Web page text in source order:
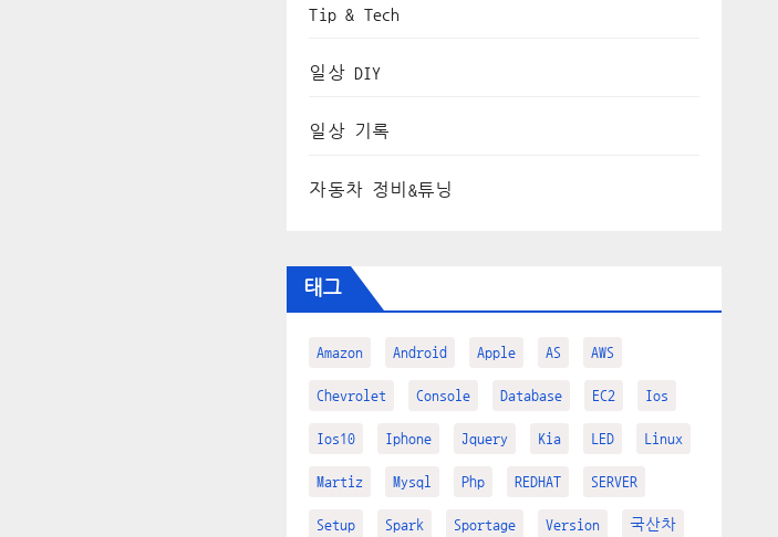
Tip & Tech
일상 DIY
일상 기록
자동차 정비&튜닝
태그
Amazon Android Apple AS AWS
Chevrolet Console Database EC2 Ios
Ios10 Iphone Jquery Kia LED Linux
Martiz Mysql Php REDHAT SERVER
Setup Spark Sportage Version 국산차